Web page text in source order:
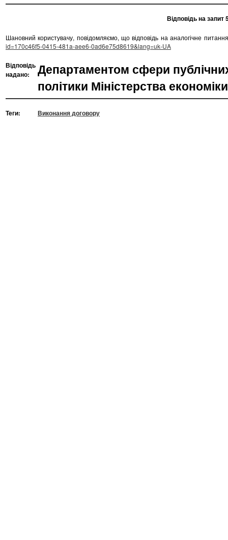
Відповідь на запит
Шановний користувачу, повідомляємо, що відповідь на аналогічне
id=170c46f5-0415-481a-aee6-0ad6e75d8619&lang=uk-UA
Відповідь
надано:
Департаментом сфери
політики Міністерства
Теги: Виконання договору